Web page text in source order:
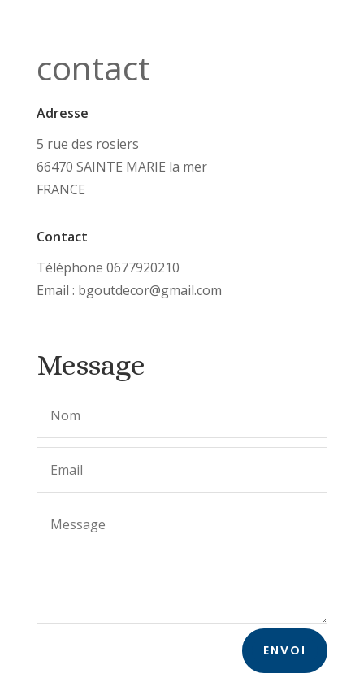
contact
Adresse
5 rue des rosiers
66470 SAINTE MARIE la mer
FRANCE
Contact
Téléphone 0677920210
Email : bgoutdecor@gmail.com
Message
ENVOI